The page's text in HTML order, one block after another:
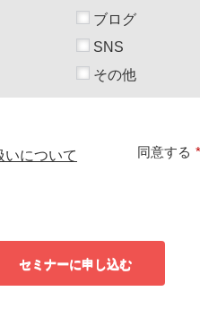
ブログ
SNS
その他
いについて *
同意する
セミナーに申し込む